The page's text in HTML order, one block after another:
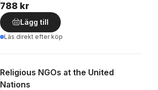
788 kr
Lägg till
Läs direkt efter köp
Religious NGOs at the United
Nations